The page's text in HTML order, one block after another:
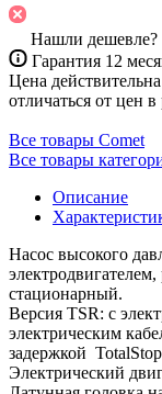
Нашли дешевле?
Гарантия 12
Цена
отличаться от цен
Все товары Comet
Все товары
Описание
Насос высокого
стационарный.
Версия TSR: с
электрическим
задержкой TotalStop
Электрический